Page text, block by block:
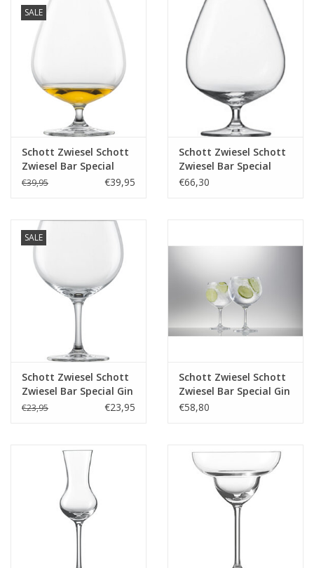
SALE
Schott Zwiesel Schott
Zwiesel Bar Special
Cognacglas XXL 45 -
€39,95 €39,95
Schott Zwiesel Schott
Zwiesel Bar Special
Cognacglas XXL 45 -
€66,30
SALE
Schott Zwiesel Schott
Zwiesel Bar Special Gin
Tonic glas 80 - 0.696Ltr
€23,95 €23,95
Schott Zwiesel Schott
Zwiesel Bar Special Gin
Tonic glas 80 - 0.7 Ltr -
€58,80